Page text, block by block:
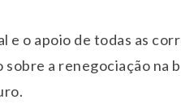
o apoio de todas as
a renegociação na